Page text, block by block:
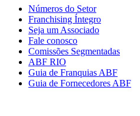
Números do Setor
Franchising Íntegro
Seja um Associado
Fale conosco
Comissões Segmentadas
ABF RIO
Guia de Franquias ABF
Guia de Fornecedores ABF